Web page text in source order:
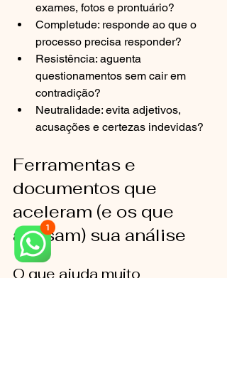
exames, fotos e prontuário?
Completude: responde ao que o
processo precisa responder?
Resistência: aguenta
questionamentos sem cair em
contradição?
Neutralidade: evita adjetivos,
acusações e certezas indevidas?
Ferramentas e
documentos que
aceleram (e os que
atrasam) sua análise
O que ajuda muito